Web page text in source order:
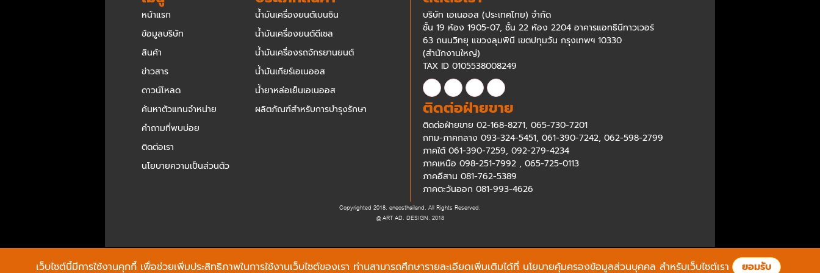
หน้าแรก
ข้อมูลบริษัท
สินค้า
ข่าวสาร
ดาวน์โหลด
ค้นหาตัวแทนจำหน่าย
คำถามที่พบบ่อย
ติดต่อเรา
นโยบายความเป็นส่วนตัว
น้ำมันเครื่องยนต์เบนซิน
น้ำมันเครื่องยนต์ดีเซล
น้ำมันเครื่องรถจักรยานยนต์
น้ำมันเกียร์เอเนออส
น้ำยาหล่อเย็นเอเนออส
ผลิตภัณฑ์สำหรับการบำรุงรักษา
บริษัท เอเนออส (ประเทศไทย) จำกัด
ชั้น 19 ห้อง 1905-07, ชั้น 22 ห้อง 2204 อาคารแอทธินีทาวเวอร์
63 ถนนวิทยุ แขวงลุมพินี เขตปทุมวัน กรุงเทพฯ 10330
(สำนักงานใหญ่)
TAX ID 0105538008249
ติดต่อฝ่ายขาย
ติดต่อฝ่ายขาย 02-168-8271, 065-730-7201
กทม-ภาคกลาง 093-324-5451, 061-390-7242, 062-598-2799
ภาคใต้ 061-390-7259, 092-279-4234
ภาคเหนือ 098-251-7992 , 065-725-0113
ภาคอีสาน 081-762-5389
ภาคตะวันออก 081-993-4626
Copyrighted 2018. eneosthailand. All Rights Reserved.
@ART AD. DESIGN. 2018
เว็บไซต์นี้มีการใช้งานคุกกี้ เพื่อช่วยเพิ่มประสิทธิภาพในการใช้งานเว็บไซต์ของเรา ท่านสามารถศึกษารายละเอียดเพิ่มเติมได้ที่ นโยบายคุ้มครองข้อมูลส่วนบุคคล สำหรับเว็บไซต์เรา ยอมรับ